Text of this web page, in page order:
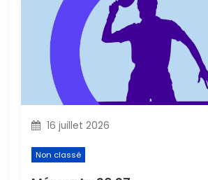
l
e
16 juillet 2026
Non classé